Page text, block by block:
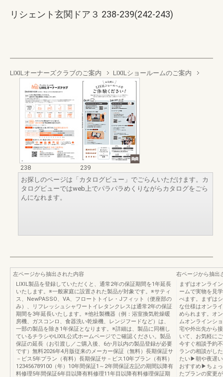
リシェント玄関ドア３ 238-239(242-243)
LIXILオーナーズクラブのご案内 LIXILショールームのご案内
238
239
お探しのページは「カタログビュー」でごらんいただけます。カ
タログビューではweb上でパラパラめくりながらカタログをごら
んになれます。
左ページから抽出された内容
LIXIL製品を登録していただくと、通常2年の保証期間を1年延長
いたします。※一般家庭に設置された製品が対象です。※サティ
ス、NewPASSO、VA、フロートトイレ・Jフィット（便座部の
み）、リフレッシュシャワートイレタンクレスは通常2年の保証
期間を3年延長いたします。※他社製機器（例：浴室換気乾燥暖
房機、ガスコンロ、食器洗い乾燥機、レンジフードなど）は、
一部の製品を除き1年保証となります。※詳細は、製品に同梱し
ているチラシやLIXIL公式ホームページでご確認ください。製品
保証の延長（お引渡し／ご購入後、6か月以内の製品登録が必要
です）無料2026年4月版従来のメーカー保証（無料）長期保証サ
－ビス5年プラン（有料）長期保証サ－ビス10年プラン（有料）
123456789100（年）10年間保証1～2年間保証左記の期間以降有
料修理5年間保証6年目以降有料修理11年目以降有料修理保証期
右ページから抽出
まずはオンライ
ームで実物を見
べます。まずは
な仕様はオンラ
められます。オ
ムオンラインシ
宅や外出先から
いて、お気軽に
今すぐ相談予約
ランの相談がし
たい▶朝や夜遅
おすすめ▶ちょ
たプランの変更